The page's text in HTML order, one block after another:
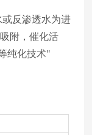
反渗透水为进
附，催化活
纯化技术"